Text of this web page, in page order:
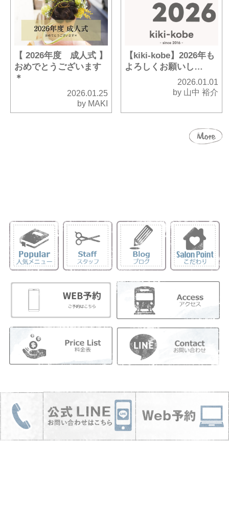
【 2026年度 成人式 】
おめでとうございます
＊
2026.01.25
by MAKI
【kiki-kobe】2026年も
よろしくお願いし…
2026.01.01
by 山中 裕介
神戸三宮駅から北へ徒歩4分。イノアカラーやノンジアミンカ